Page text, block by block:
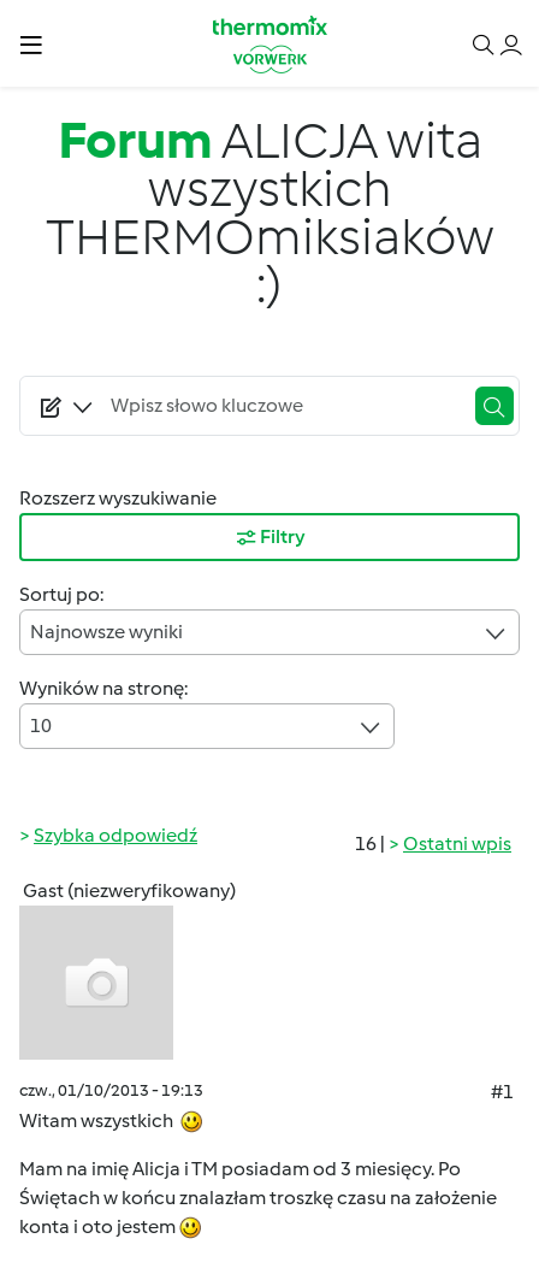
ForumALICJA wita
wszystkich
THERMOmiksiaków
:)
Rozszerz wyszukiwanie
Filtry
Sortuj po:
Najnowsze wyniki
Wyników na stronę:
10
16 | Ostatni wpis
Szybka odpowiedź
Gast (niezweryfikowany)
czw., 01/10/2013 - 19:13
#1
Witam wszystkich
Mam na imię Alicja i TM posiadam od 3 miesięcy. Po
Świętach w końcu znalazłam troszkę czasu na założenie
konta i oto jestem